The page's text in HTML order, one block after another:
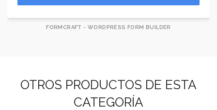
FORMCRAFT - WORDPRESS FORM BUILDER
OTROS PRODUCTOS DE ESTA
CATEGORÍA